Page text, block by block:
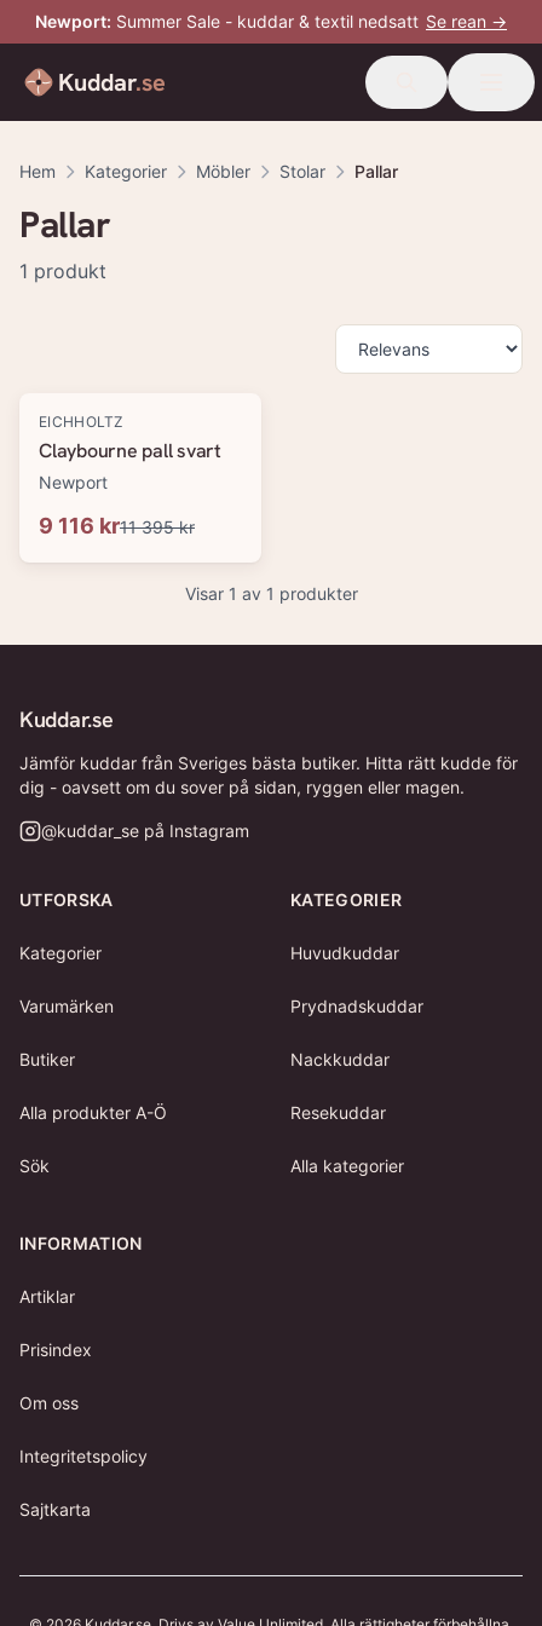
Newport: Summer Sale - kuddar & textil nedsatt Se rean →
Kuddar.se
Hem Kategorier Möbler Stolar Pallar
Pallar
1 produkt
-20%
EICHHOLTZ
Claybourne pall svart
Newport
9 116 kr11 395 kr
Visar 1 av 1 produkter
Kuddar.se
Jämför kuddar från Sveriges bästa butiker. Hitta rätt kudde för
dig - oavsett om du sover på sidan, ryggen eller magen.
@kuddar_se på Instagram
UTFORSKA
Kategorier
Varumärken
Butiker
Alla produkter A-Ö
Sök
KATEGORIER
Huvudkuddar
Prydnadskuddar
Nackkuddar
Resekuddar
Alla kategorier
INFORMATION
Artiklar
Prisindex
Om oss
Integritetspolicy
Sajtkarta